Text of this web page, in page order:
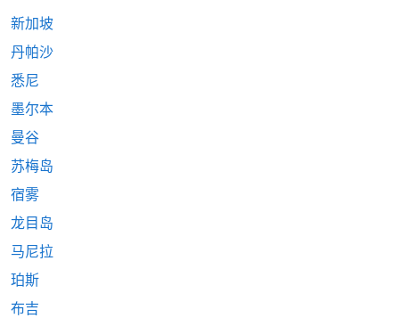
新加坡
丹帕沙
悉尼
墨尔本
曼谷
苏梅岛
宿雾
龙目岛
马尼拉
珀斯
布吉